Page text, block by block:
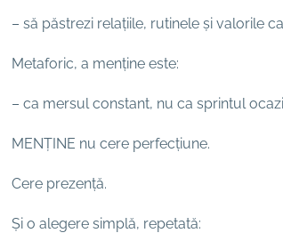
– să păstrezi relațiile, rutinele și valorile
Metaforic, a menține este:
– ca mersul constant, nu ca sprintul
MENȚINE nu cere perfecțiune.
Cere prezență.
Și o alegere simplă, repetată: